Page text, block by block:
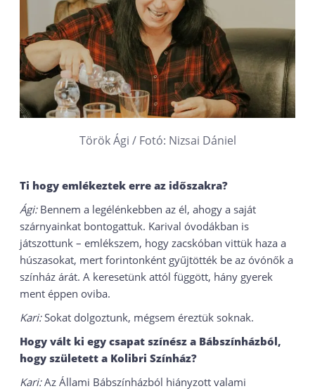
Török Ági / Fotó: Nizsai Dániel
Ti hogy emlékeztek erre az időszakra?
Ági: Bennem a legélénkebben az él, ahogy a saját
szárnyainkat bontogattuk. Karival óvodákban is
játszottunk – emlékszem, hogy zacskóban vittük haza a
húszasokat, mert forintonként gyűjtötték be az óvónők a
színház árát. A keresetünk attól függött, hány gyerek
ment éppen oviba.
Kari:Sokat dolgoztunk, mégsem éreztük soknak.
Hogy vált ki egy csapat színész a Bábszínházból,
hogy született a Kolibri Színház?
Kari:Az Állami Bábszínházból hiányzott valami